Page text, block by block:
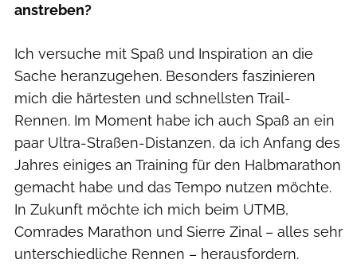
anstreben?
Ich versuche mit Spaß und Inspiration an die
Sache heranzugehen. Besonders faszinieren
mich die härtesten und schnellsten Trail-
Rennen. Im Moment habe ich auch Spaß an ein
paar Ultra-Straßen-Distanzen, da ich Anfang des
Jahres einiges an Training für den Halbmarathon
gemacht habe und das Tempo nutzen möchte.
In Zukunft möchte ich mich beim UTMB,
Comrades Marathon und Sierre Zinal – alles sehr
unterschiedliche Rennen – herausfordern.